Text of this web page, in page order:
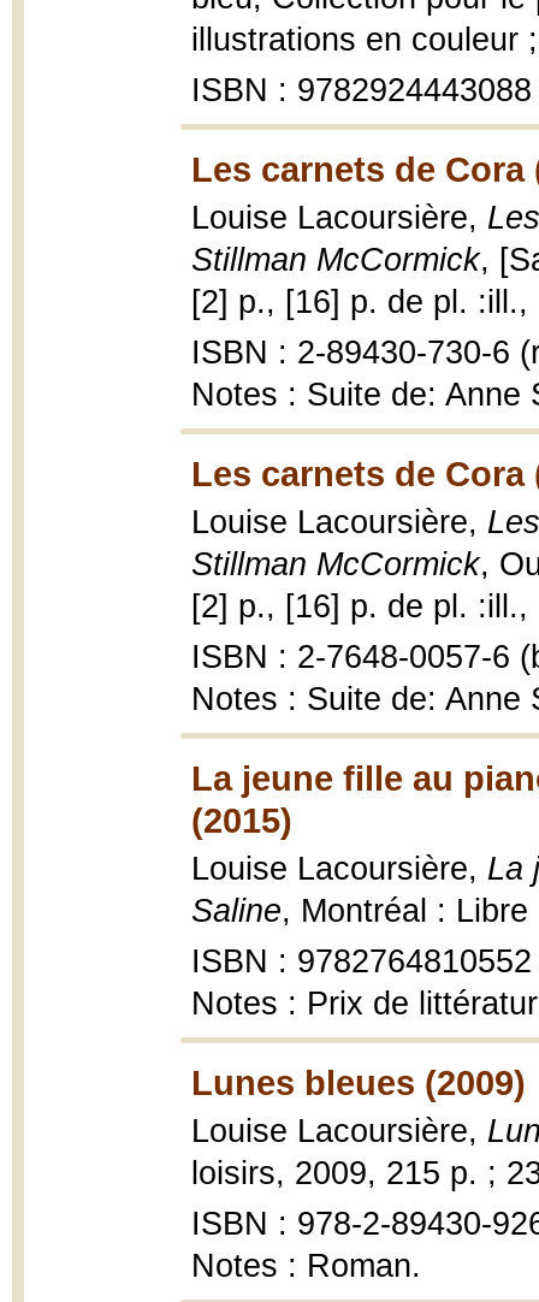
illustrations en couleur
ISBN : 9782924443088
Les carnets de Cora
Louise Lacoursière,
Stillman McCormick,
[2] p., [16] p. de pl.
ISBN : 2-89430-730-6
Notes : Suite de: Anne
Les carnets de Cora
Louise Lacoursière,
Stillman McCormick,
[2] p., [16] p. de pl.
ISBN : 2-7648-0057-6
Notes : Suite de: Anne
La jeune fille au
(2015)
Louise Lacoursière, La
Saline, Montréal :
ISBN : 9782764810552
Notes : Prix de
Lunes bleues (2009)
Louise Lacoursière,
loisirs, 2009, 215 p. ;
ISBN : 978-2-89430-
Notes : Roman.